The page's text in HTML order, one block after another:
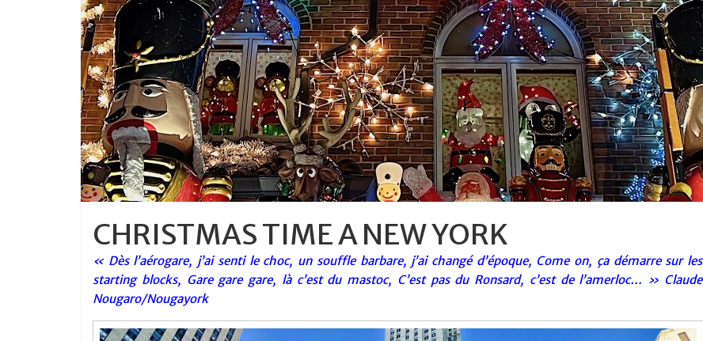
CHRISTMAS TIME A NEW YORK
« Dès l’aérogare, j’ai senti le choc, un souffle barbare, j’ai changé d’époque, Come on, ça démarre sur les
starting blocks, Gare gare gare, là c’est du mastoc, C’est pas du Ronsard, c’est de l’amerloc… » Claude
Nougaro/Nougayork